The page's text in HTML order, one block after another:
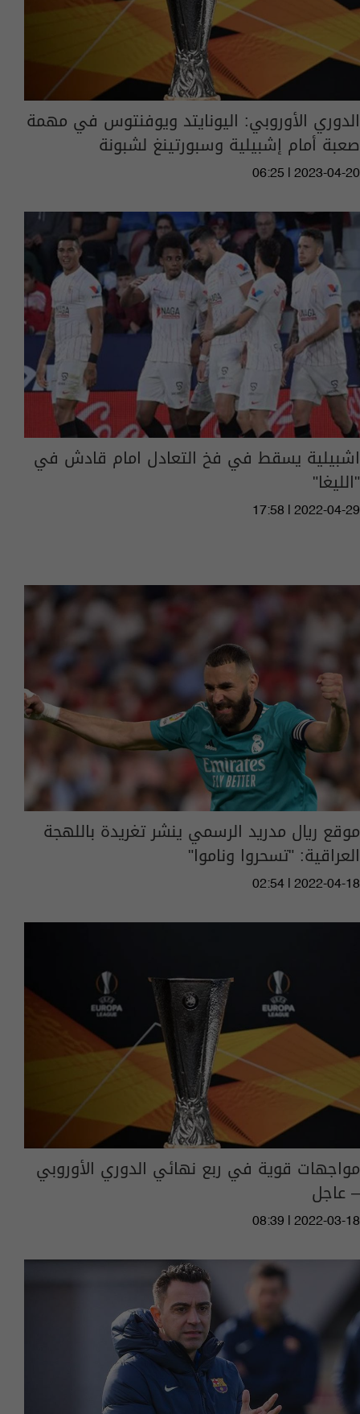
الدوري الأوروبي: اليونايتد ويوفنتوس في مهمة
صعبة أمام إشبيلية وسبورتينغ لشبونة
06:25 | 2023-04-20
اشبيلية يسقط في فخ التعادل امام قادش في
"الليغا"
17:58 | 2022-04-29
موقع ريال مدريد الرسمي ينشر تغريدة باللهجة
العراقية: "تسحروا وناموا"
02:54 | 2022-04-18
مواجهات قوية في ربع نهائي الدوري الأوروبي
– عاجل
08:39 | 2022-03-18